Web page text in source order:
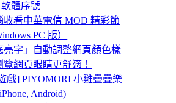
體序號
收看中華電信 MOD 精彩節
PC 版）
亮字」自動調整網頁顏色樣
覽網頁眼睛更舒適！
戲] PIYOMORI 小雞疊疊樂
Android)